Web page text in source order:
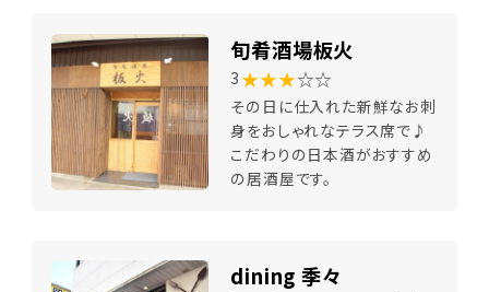
旬肴酒場板火
3 ★★★☆☆
その日に仕入れた新鮮なお刺
身をおしゃれなテラス席で♪
こだわりの日本酒がおすすめ
の居酒屋です。
dining 季々